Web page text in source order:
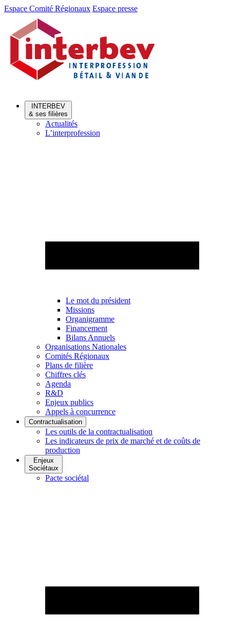
Aller
Aller
contenu
Espace Comité Régionaux Espace presse
INTERBEV
& ses filières
Actualités
L’interprofession
Le mot du président
Missions
Organigramme
Financement
Bilans Annuels
Organisations Nationales
Comités Régionaux
Plans de filière
Chiffres clés
Agenda
R&D
Enjeux publics
Appels à concurrence
Contractualisation
Les outils de la contractualisation
Les indicateurs de prix de marché et de coûts de
production
Enjeux
Sociétaux
Pacte sociétal